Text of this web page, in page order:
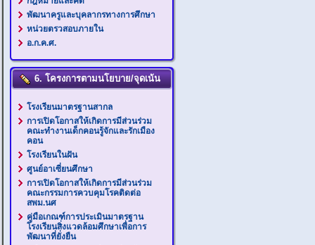
พัฒนาครูและบุคลากรทางการศึกษา
หน่วยตรวสอบภายใน
อ.ก.ค.ศ.
6. โครงการตามนโยบาย/จุดเน้น
โรงเรียนมาตรฐานสากล
การเปิดโอกาสให้เกิดการมีส่วนร่วม
คณะทำงานเด็กคอนรู้จักและรักเมือง
คอน
โรงเรียนในฝัน
ศูนย์อาเซี่ยนศึกษา
การเปิดโอกาสให้เกิดการมีส่วนร่วม
คณะกรรมการควบคุมโรคติดต่อ
สพม.นศ
คู่มือเกณฑ์การประเมินมาตรฐาน
โรงเรียนสิ่งแวดล้อมศึกษาเพื่อการ
พัฒนาที่ยั่งยืน